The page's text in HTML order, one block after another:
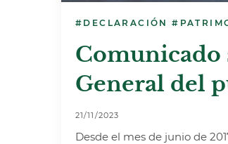
#DECLARACIÓN
Comunicado
General del
21/11/2023
Desde el mes de junio de